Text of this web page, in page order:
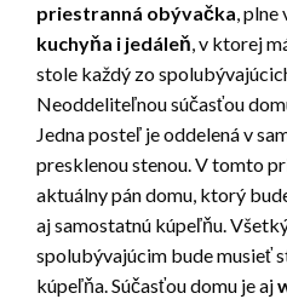
priestranná obývačka, plne
kuchyňa i jedáleň, v ktorej
stole každý zo
Neoddeliteľnou súčasťou
Jedna posteľ je oddelená v
presklenou stenou. V tomto
aktuálny pán domu, ktorý
aj samostatnú kúpeľňu.
spolubývajúcim bude musieť
kúpeľňa. Súčasťou domu je aj